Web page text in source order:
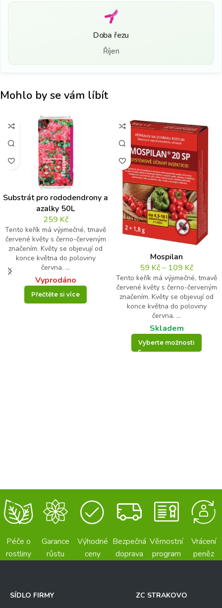
Doba řezu
Říjen
Mohlo by se vám líbít
Substrát pro rododendrony a
azalky 50L
259 Kč
Tento keřík má výjimečné, tmavě
červené květy s černo-červeným
značením. Květy se objevují od
konce května do poloviny
června. ...
Vyprodáno
Přečtěte si více
Mospilan
59 Kč– 109 Kč
Tento keřík má výjimečné, tmavě
červené květy s černo-červeným
značením. Květy se objevují od
konce května do poloviny
června. ...
Skladem
Vyberte možnosti
Péče o
rostliny
Garance
růstu
Výhodné
ceny
Bezpečná
doprava
Věrnostní
program
Vrácení
peněz
SÍDLO FIRMY
ZC STRAKOVO